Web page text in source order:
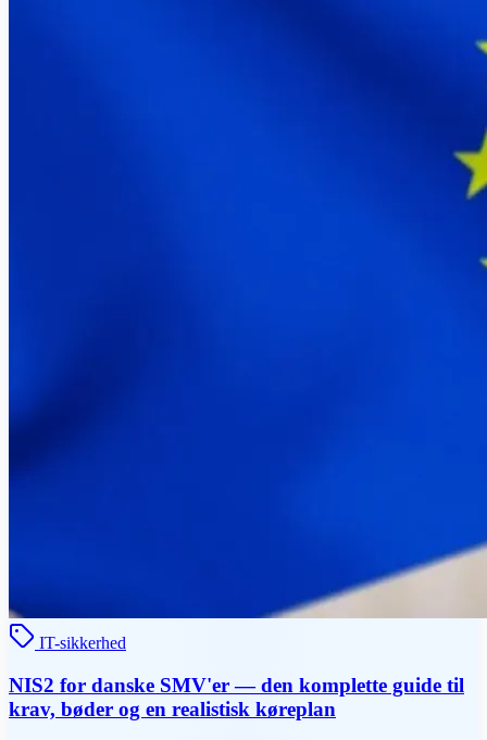
IT-sikkerhed
NIS2 for danske SMV'er — den komplette guide til
krav, bøder og en realistisk køreplan